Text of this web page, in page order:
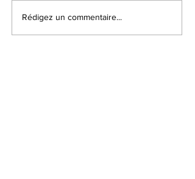
Rédigez un commentaire...